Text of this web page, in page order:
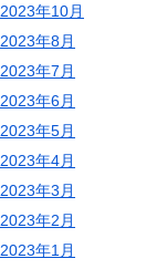
2023年10月
2023年8月
2023年7月
2023年6月
2023年5月
2023年4月
2023年3月
2023年2月
2023年1月